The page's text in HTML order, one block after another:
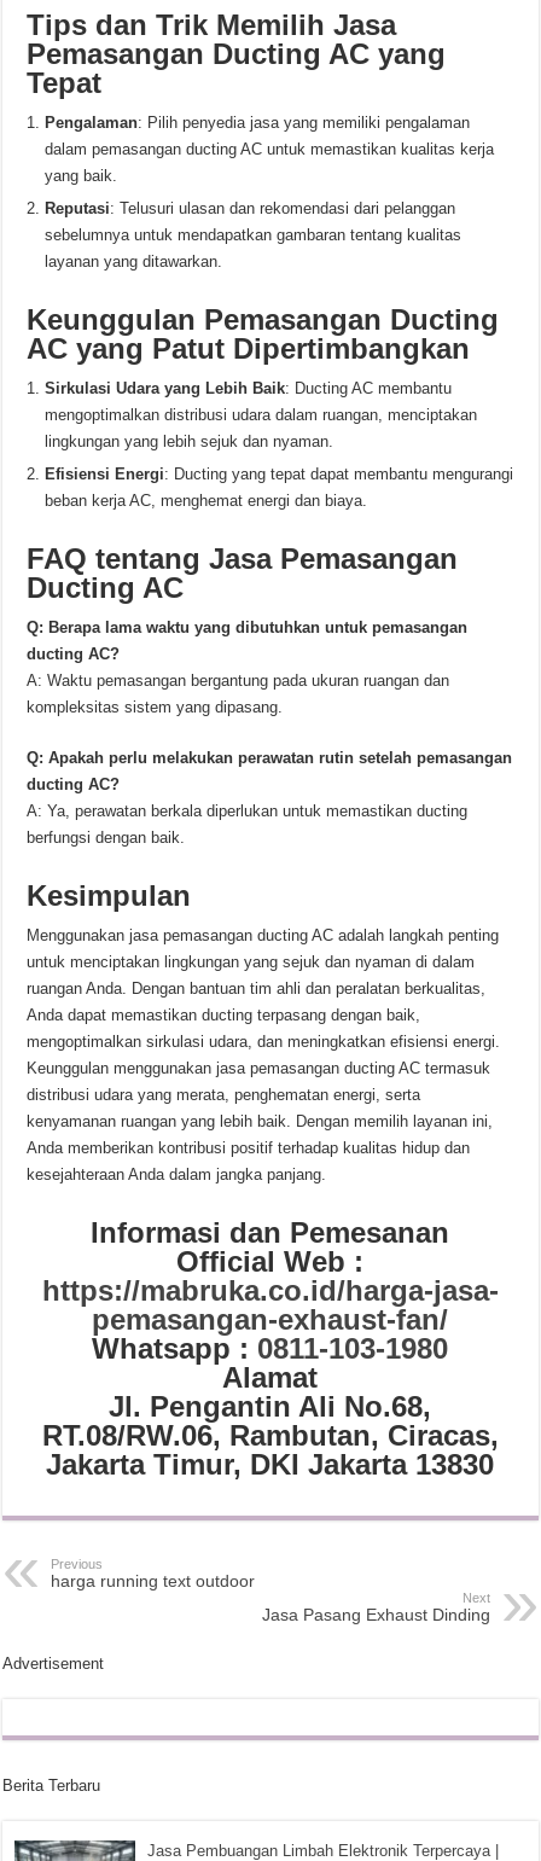
Tips dan Trik Memilih Jasa
Pemasangan Ducting AC yang
Tepat
Pengalaman: Pilih penyedia jasa yang memiliki pengalaman
dalam pemasangan ducting AC untuk memastikan kualitas kerja
yang baik.
Reputasi: Telusuri ulasan dan rekomendasi dari pelanggan
sebelumnya untuk mendapatkan gambaran tentang kualitas
layanan yang ditawarkan.
Keunggulan Pemasangan Ducting
AC yang Patut Dipertimbangkan
Sirkulasi Udara yang Lebih Baik: Ducting AC membantu
mengoptimalkan distribusi udara dalam ruangan, menciptakan
lingkungan yang lebih sejuk dan nyaman.
Efisiensi Energi: Ducting yang tepat dapat membantu mengurangi
beban kerja AC, menghemat energi dan biaya.
FAQ tentang Jasa Pemasangan
Ducting AC
Q: Berapa lama waktu yang dibutuhkan untuk pemasangan
ducting AC?
A: Waktu pemasangan bergantung pada ukuran ruangan dan
kompleksitas sistem yang dipasang.
Q: Apakah perlu melakukan perawatan rutin setelah pemasangan
ducting AC?
A: Ya, perawatan berkala diperlukan untuk memastikan ducting
berfungsi dengan baik.
Kesimpulan
Menggunakan jasa pemasangan ducting AC adalah langkah penting
untuk menciptakan lingkungan yang sejuk dan nyaman di dalam
ruangan Anda. Dengan bantuan tim ahli dan peralatan berkualitas,
Anda dapat memastikan ducting terpasang dengan baik,
mengoptimalkan sirkulasi udara, dan meningkatkan efisiensi energi.
Keunggulan menggunakan jasa pemasangan ducting AC termasuk
distribusi udara yang merata, penghematan energi, serta
kenyamanan ruangan yang lebih baik. Dengan memilih layanan ini,
Anda memberikan kontribusi positif terhadap kualitas hidup dan
kesejahteraan Anda dalam jangka panjang.
Informasi dan Pemesanan
Official Web :
https://mabruka.co.id/harga-jasa-
pemasangan-exhaust-fan/
Whatsapp : 0811-103-1980
Alamat
Jl. Pengantin Ali No.68,
RT.08/RW.06, Rambutan, Ciracas,
Jakarta Timur, DKI Jakarta 13830
Previous
harga running text outdoor
Next
Jasa Pasang Exhaust Dinding
Advertisement
Berita Terbaru
Jasa Pembuangan Limbah Elektronik Terpercaya |